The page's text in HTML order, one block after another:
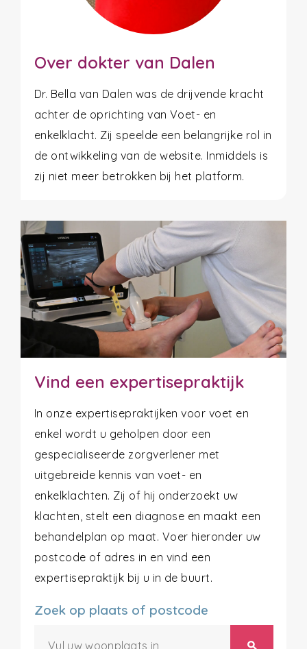
Over dokter van Dalen
Dr. Bella van Dalen was de drijvende kracht
achter de oprichting van Voet- en
enkelklacht. Zij speelde een belangrijke rol in
de ontwikkeling van de website. Inmiddels is
zij niet meer betrokken bij het platform.
Vind een expertisepraktijk
In onze expertisepraktijken voor voet en
enkel wordt u geholpen door een
gespecialiseerde zorgverlener met
uitgebreide kennis van voet- en
enkelklachten. Zij of hij onderzoekt uw
klachten, stelt een diagnose en maakt een
behandelplan op maat. Voer hieronder uw
postcode of adres in en vind een
expertisepraktijk bij u in de buurt.
Zoek op plaats of postcode
search